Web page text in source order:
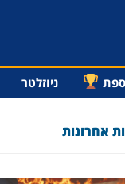
ניוזלטר
אחרונות